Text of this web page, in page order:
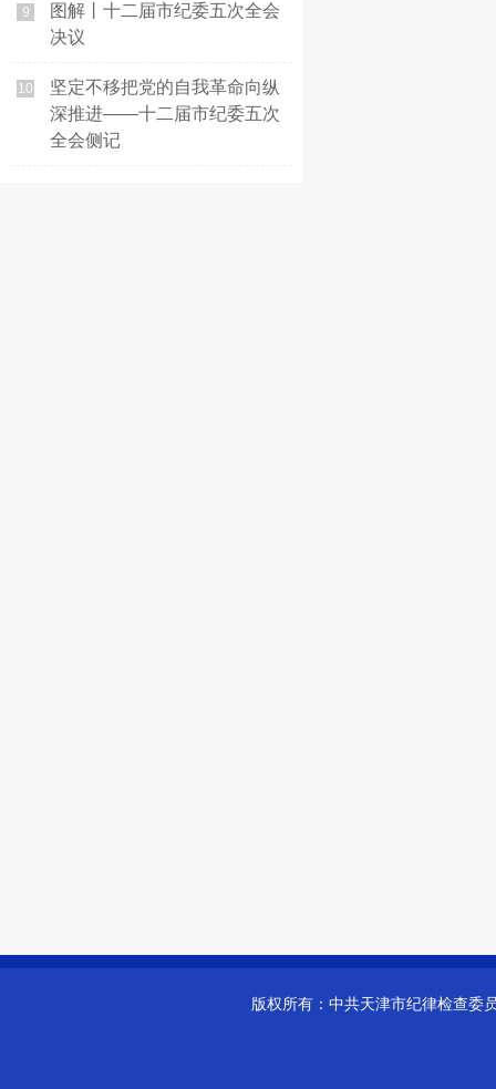
9
图解丨十二届市纪委五次全会
决议
10
坚定不移把党的自我革命向纵
深推进——十二届市纪委五次
全会侧记
版权所有： 中共天津市纪律检查委